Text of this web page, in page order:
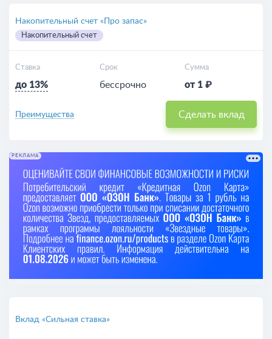
Накопительный счет «Про запас»
Накопительный счет
Ставка
до 13%
Срок
бессрочно
Сумма
от 1 ₽
Преимущества Сделать вклад
РЕКЛАМА
Вклад «Сильная ставка»